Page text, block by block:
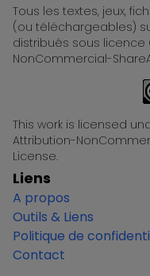
Tous les textes, jeux,
(ou téléchargeables)
distribués sous
NonCommercial-
This work is licensed
Attribution-
License.
Liens
A propos
Outils & Liens
Politique de
Contact